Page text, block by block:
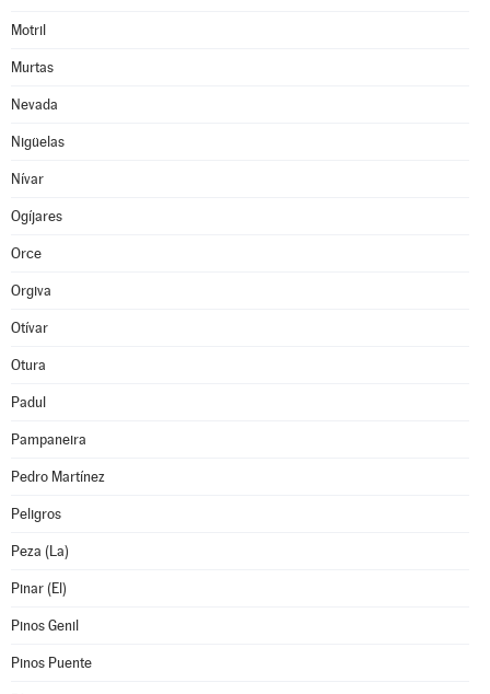
Motril
Murtas
Nevada
Nigüelas
Nívar
Ogíjares
Orce
Orgiva
Otívar
Otura
Padul
Pampaneira
Pedro Martínez
Peligros
Peza (La)
Pinar (El)
Pinos Genil
Pinos Puente